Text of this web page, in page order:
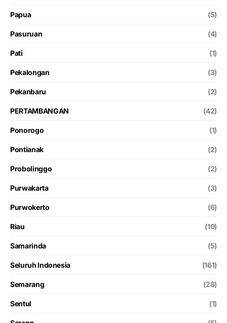
Papua (5)
Pasuruan (4)
Pati (1)
Pekalongan (3)
Pekanbaru (2)
PERTAMBANGAN (42)
Ponorogo (1)
Pontianak (2)
Probolinggo (2)
Purwakarta (3)
Purwokerto (6)
Riau (10)
Samarinda (5)
Seluruh Indonesia (161)
Semarang (28)
Sentul (1)